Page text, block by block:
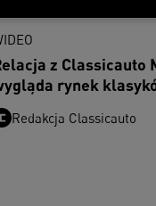
z Classicauto
rynek
Redakcja Classicauto